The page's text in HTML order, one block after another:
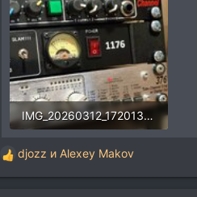
IMG_20260312_172013.jpg
Р
е
djozz и Alexey Makov